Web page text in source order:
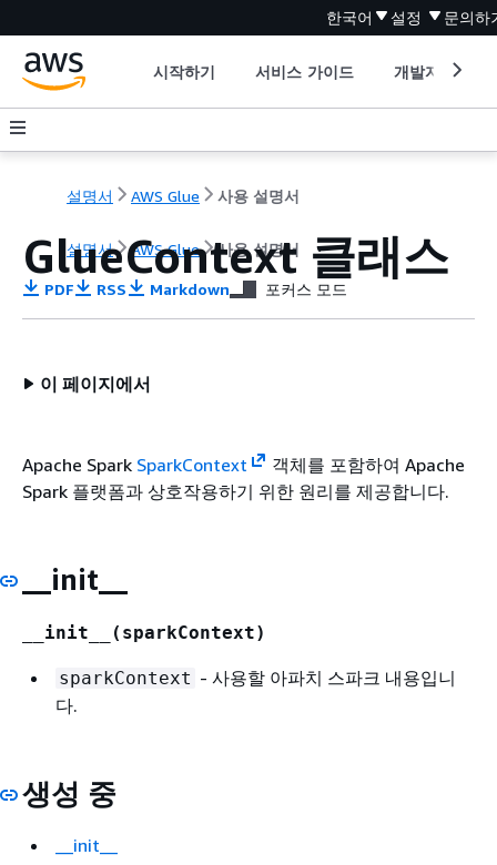
한국어 설정 문의하
시작하기 서비스 가이드 개발자 도구
설명서 AWS Glue 사용 설명서
설명서 AWS Glue 사용 설명서
GlueContext 클래스
PDF RSS Markdown 포커스 모드
이 페이지에서
Apache Spark SparkContext
객체를 포함하여 Apache
Spark 플랫폼과 상호작용하기 위한 원리를 제공합니다.
__init__
__init__(sparkContext)
sparkContext - 사용할 아파치 스파크 내용입니
다.
생성 중
__init__